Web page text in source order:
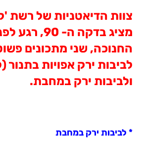
צוות הדיאטניות של רשת
מציג בדקה ה-
החנוכה, שני מתכונים
לביבות ירק אפויות בתנור
ולביבות ירק במחבת.
* לביבות ירק במחבת